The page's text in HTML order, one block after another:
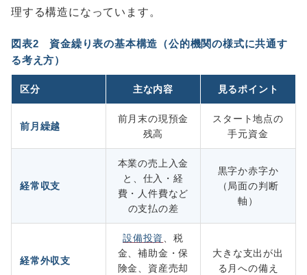
理する構造になっています。
図表2 資金繰り表の基本構造（公的機関の様式に共通す
る考え方）
区分 主な内容 見るポイント
前月繰越
前月末の現預金
残高
スタート地点の
手元資金
経常収支
本業の売上入金
と、仕入・経
費・人件費など
の支払の差
黒字か赤字か
（局面の判断
軸）
経常外収支
設備投資
、税
金、補助金・保
険金、資産売却
大きな支出が出
る月への備え